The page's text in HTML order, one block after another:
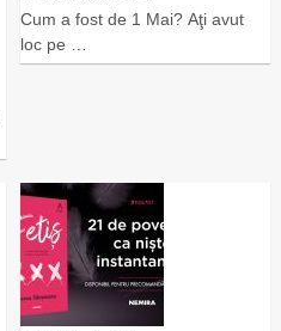
Cum a fost de 1 Mai? Aţi avut
loc pe …